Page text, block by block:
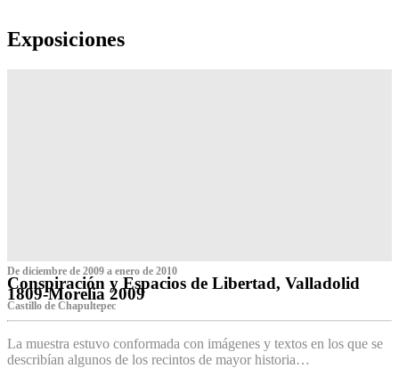
Exposiciones
De diciembre de 2009 a enero de 2010
Conspiración y Espacios de Libertad, Valladolid
1809-Morelia 2009
Castillo de Chapultepec
La muestra estuvo conformada con imágenes y textos en los que se
describían algunos de los recintos de mayor historia…